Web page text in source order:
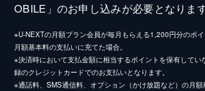
OBILE」のお申し込みが必要となります
※U-NEXTの月額プラン会員が毎月もらえる1,200円分のポ
月額基本料の支払いに充てた場合。
※決済時において支払金額に相当するポイントを保有して
録のクレジットカードでのお支払いとなります。
※通話料、SMS通信料、オプション（かけ放題など）の月額